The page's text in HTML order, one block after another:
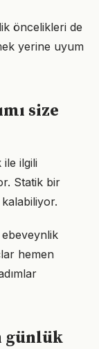
öncelikleri de
yerine uyum
size
ile ilgili
Statik bir
ebeveynlik
hemen
günlük